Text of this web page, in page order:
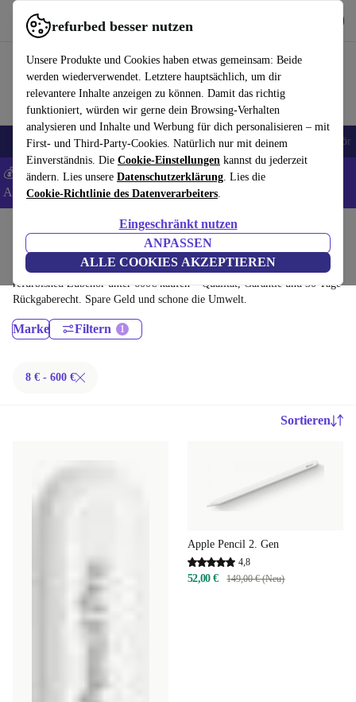
refurbed besser nutzen
Unsere Produkte und Cookies haben etwas gemeinsam: Beide
werden wiederverwendet. Letztere hauptsächlich, um dir
relevantere Inhalte anzeigen zu können. Damit das richtig
funktioniert, würden wir gerne dein Browsing-Verhalten
analysieren und Inhalte und Werbung für dich personalisieren – mit
First- und Third-Party-Cookies. Natürlich nur mit deinem
Einverständnis. Die Cookie-Einstellungen kannst du jederzeit
ändern. Lies unsere Datenschutzerklärung. Lies die
Cookie-Richtlinie des Datenverarbeiters.
Eingeschränkt nutzen
ANPASSEN
ALLE COOKIES AKZEPTIEREN
refurbed schnell und einfach nutzen
🎒 Back to school Handys Laptops Tablets Smartwatches Zubehör
💰 Extra -5% auf Samsung- und Google-Smartphones - Code:
ANDROID5 -AGB
Zubehör:
refurbished Zubehör unter 600€ kaufen – Qualität, Garantie und 30 Tage
Rückgaberecht. Spare Geld und schone die Umwelt.
Marke Filtern
8 € - 600 €
Sortieren
Apple Pencil 2. Gen
4,8
52,00 € 149,00 € (Neu)